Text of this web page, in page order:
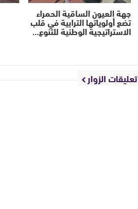
جهة العيون الساقية الحمراء
تضع أولوياتها الترابية في قلب
الاستراتيجية الوطنية للتنوع…
تعليقات الزوار